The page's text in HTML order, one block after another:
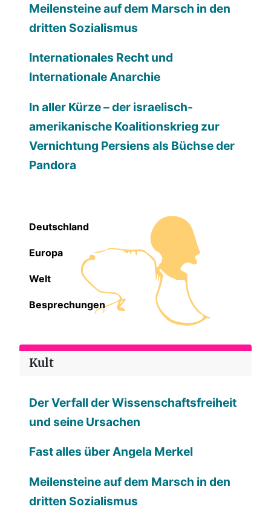
Meilensteine auf dem Marsch in den
dritten Sozialismus
Internationales Recht und
Internationale Anarchie
In aller Kürze – der israelisch-
amerikanische Koalitionskrieg zur
Vernichtung Persiens als Büchse der
Pandora
Deutschland
Europa
Welt
Besprechungen
Kult
Der Verfall der Wissenschaftsfreiheit
und seine Ursachen
Fast alles über Angela Merkel
Meilensteine auf dem Marsch in den
dritten Sozialismus